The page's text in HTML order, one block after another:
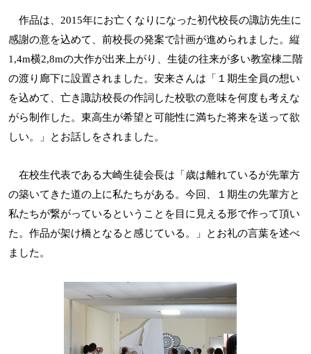
作品は、 2015年にお亡くなりになった初代校長の諏訪先生に
感謝の意を込めて、前校長の発案で計画が進められました。縦
1,4m横2,8mの大作が出来上がり、生徒の往来が多い教室棟二階
の渡り廊下に設置されました。 安来さんは「１期生全員の想い
を込めて、亡き諏訪校長の作詞した校歌の意味を何度も考えな
がら制作した。東高生が希望と可能性に満ちた将来を送って欲
しい。」とお話しをされました。
在校生代表である大崎生徒会長は「歳は離れているが先輩方
の築いてきた道の上に私たちがある。今回、１期生の先輩方と
私たちが繋がっているということを目に見える形で作って頂い
た。作品が架け橋となると感じている。」とお礼の言葉を述べ
ました。